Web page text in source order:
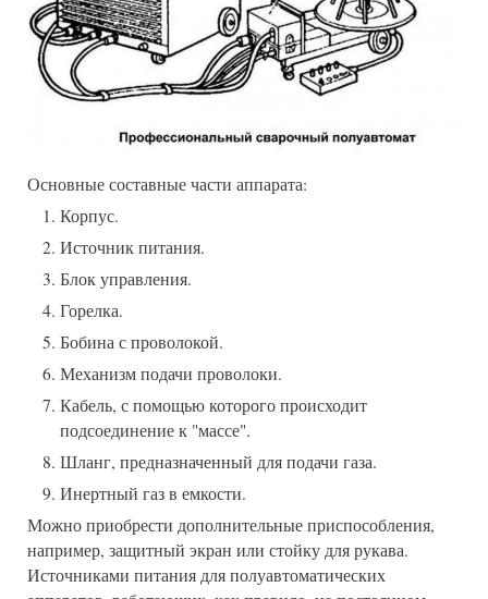
Основные составные части аппарата:
Корпус.
Источник питания.
Блок управления.
Горелка.
Бобина с проволокой.
Механизм подачи проволоки.
Кабель, с помощью которого происходит
подсоединение к "массе".
Шланг, предназначенный для подачи газа.
Инертный газ в емкости.
Можно приобрести дополнительные приспособления,
например, защитный экран или стойку для рукава.
Источниками питания для полуавтоматических